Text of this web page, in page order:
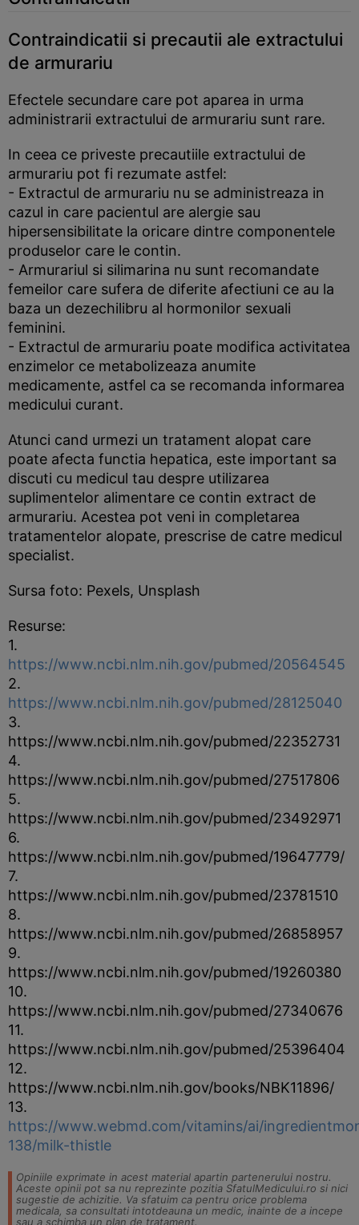
Contraindicatii si precautii ale extractului
de armurariu
Efectele secundare care pot aparea in urma
administrarii extractului de armurariu sunt rare.
In ceea ce priveste precautiile extractului de
armurariu pot fi rezumate astfel:
- Extractul de armurariu nu se administreaza in
cazul in care pacientul are alergie sau
hipersensibilitate la oricare dintre componentele
produselor care le contin.
- Armurariul si silimarina nu sunt recomandate
femeilor care sufera de diferite afectiuni ce au la
baza un dezechilibru al hormonilor sexuali
feminini.
- Extractul de armurariu poate modifica activitatea
enzimelor ce metabolizeaza anumite
medicamente, astfel ca se recomanda informarea
medicului curant.
Atunci cand urmezi un tratament alopat care
poate afecta functia hepatica, este important sa
discuti cu medicul tau despre utilizarea
suplimentelor alimentare ce contin extract de
armurariu. Acestea pot veni in completarea
tratamentelor alopate, prescrise de catre medicul
specialist.
Sursa foto: Pexels, Unsplash
Resurse:
1.
https://www.ncbi.nlm.nih.gov/pubmed/20564545
2.
https://www.ncbi.nlm.nih.gov/pubmed/28125040
3.
https://www.ncbi.nlm.nih.gov/pubmed/22352731
4.
https://www.ncbi.nlm.nih.gov/pubmed/27517806
5.
https://www.ncbi.nlm.nih.gov/pubmed/23492971
6.
https://www.ncbi.nlm.nih.gov/pubmed/19647779/
7.
https://www.ncbi.nlm.nih.gov/pubmed/23781510
8.
https://www.ncbi.nlm.nih.gov/pubmed/26858957
9.
https://www.ncbi.nlm.nih.gov/pubmed/19260380
10.
https://www.ncbi.nlm.nih.gov/pubmed/27340676
11.
https://www.ncbi.nlm.nih.gov/pubmed/25396404
12.
https://www.ncbi.nlm.nih.gov/books/NBK11896/
13.
https://www.webmd.com/vitamins/ai/
138/milk-thistle
Opiniile exprimate in acest material apartin partenerului nostru.
Aceste opinii pot sa nu reprezinte pozitia SfatulMedicului.ro si nici
sugestie de achizitie. Va sfatuim ca pentru orice problema
medicala, sa consultati intotdeauna un medic, inainte de a incepe
sau a schimba un plan de tratament.